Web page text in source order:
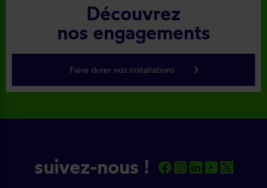
Découvrez
nos engagements
Faire durer nos installations keyboard_arrow_right
suivez-nous !